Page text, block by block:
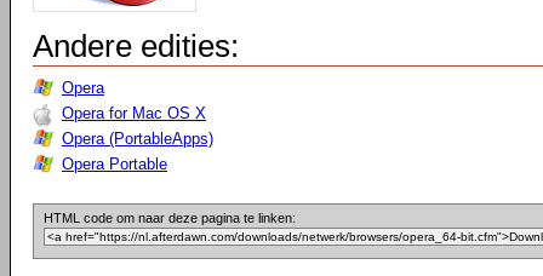
Andere edities:
Opera
Opera for Mac OS X
Opera (PortableApps)
Opera Portable
HTML code om naar deze pagina te linken: